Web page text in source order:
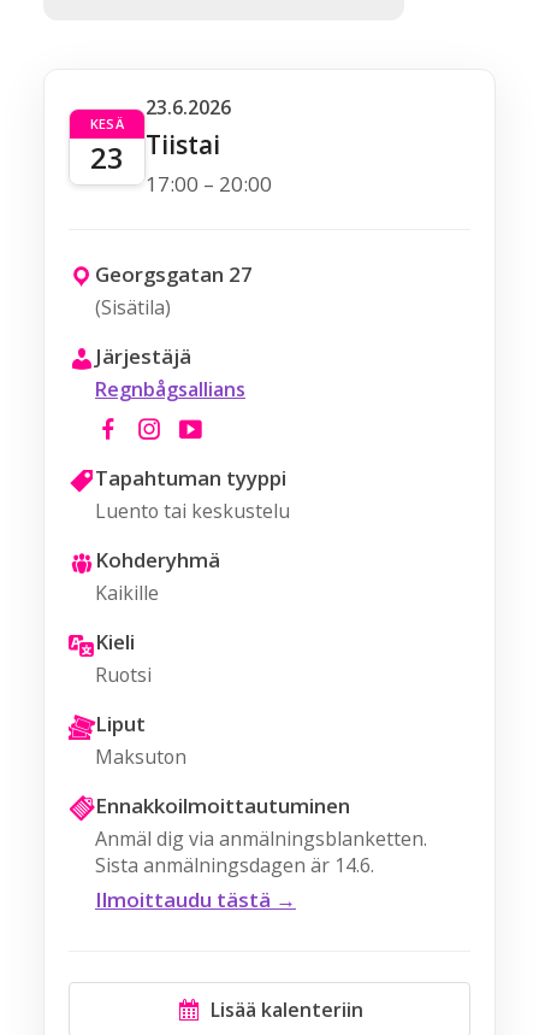
KESÄ
23
23.6.2026
Tiistai
17:00 – 20:00
Georgsgatan 27
(Sisätila)
Järjestäjä
Regnbågsallians
Tapahtuman tyyppi
Luento tai keskustelu
Kohderyhmä
Kaikille
Kieli
Ruotsi
Liput
Maksuton
Ennakkoilmoittautuminen
Anmäl dig via anmälningsblanketten.
Sista anmälningsdagen är 14.6.
Ilmoittaudu tästä →
Lisää kalenteriin